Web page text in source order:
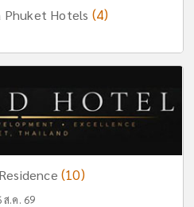
Phuket Hotels (4)
(10)
ส.ค. 69